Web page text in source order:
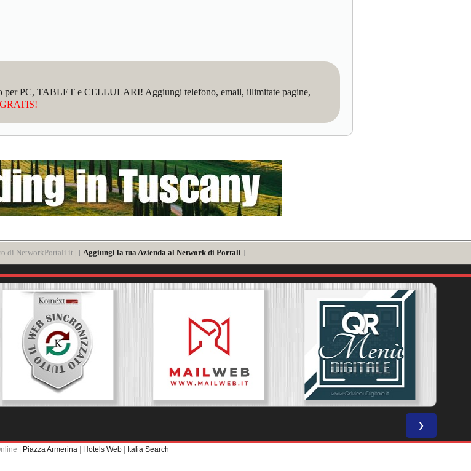
per PC, TABLET e CELLULARI! Aggiungi telefono, email, illimitate pagine,
di NetworkPortali.it | [ Aggiungi la tua Azienda al Network di Portali ]
❯
| Piazza Armerina | Hotels Web | Italia Search